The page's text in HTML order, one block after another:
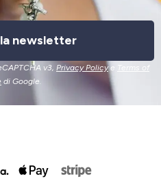
newsletter
v3, Privacy Policye Terms of
di Google.